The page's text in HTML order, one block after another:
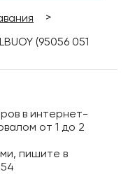
>
(95056 051
в интернет-
от 1 до 2
пишите в